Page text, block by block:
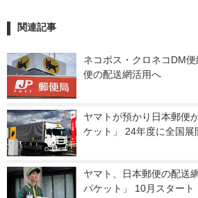
関連記事
ネコポス・クロネコDM
便の配送網活用へ
ヤマトが預かり日本郵便
ケット」 24年度に全国展
ヤマト、日本郵便の配送
パケット」 10月スタート